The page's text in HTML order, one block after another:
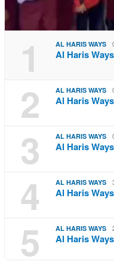
1 AL HARIS WAYS
Al Haris
2 AL HARIS WAYS
Al Haris
3 AL HARIS WAYS
Al Haris
4 AL HARIS WAYS
Al Haris
5 AL HARIS WAYS
Al Haris